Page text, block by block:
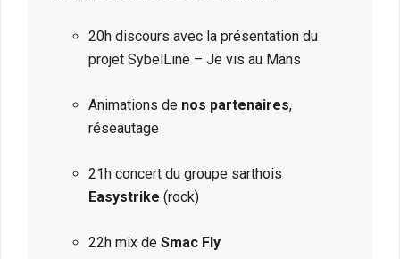
20h discours avec la présentation du
projet SybelLine – Je vis au Mans
Animations de nos partenaires,
réseautage
21h concert du groupe sarthois
Easystrike (rock)
22h mix deSmac Fly